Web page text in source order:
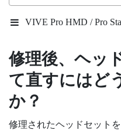
VIVE Pro HMD / Pro
修理後、ヘッ
て直すにはど
か？
修理されたヘッドセット